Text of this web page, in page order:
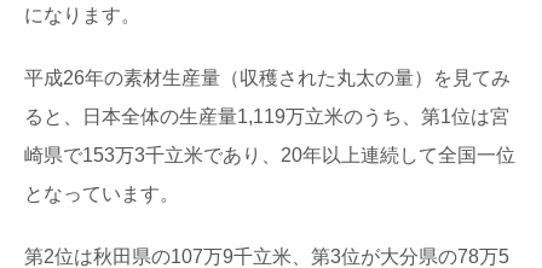
較してみました
私たちが毎日生活する床の上。日本の場合は、家の中で
は靴を脱いで生活することが多いので、素足で直接床に...
知ですか？ 針葉樹と広葉樹は、いったい何が違...
になります。
平成26年の素材生産量（収穫された丸太の量）を見てみ
ると、日本全体の生産量1,119万立米のうち、第1位は宮
崎県で153万3千立米であり、20年以上連続して全国一位
となっています。
第2位は秋田県の107万9千立米、第3位が大分県の78万5